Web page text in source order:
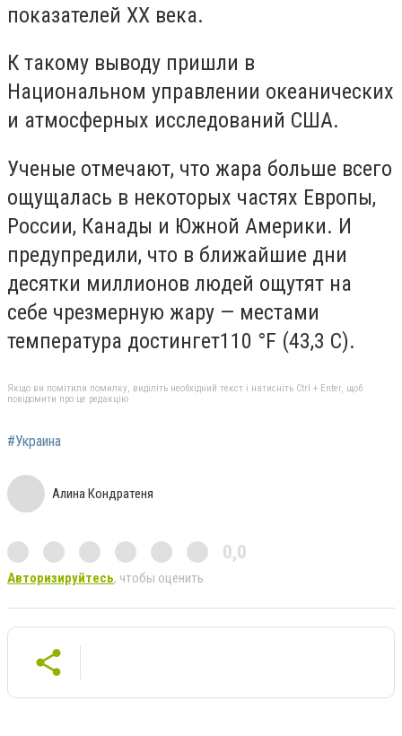
показателей ХХ века.
К такому выводу пришли в
Национальном управлении океанических
и атмосферных исследований США.
Ученые отмечают, что жара больше всего
ощущалась в некоторых частях Европы,
России, Канады и Южной Америки. И
предупредили, что в ближайшие дни
десятки миллионов людей ощутят на
себе чрезмерную жару — местами
температура достингет110 °F (43,3 C).
Якщо ви помітили помилку, виділіть необхідний текст і натисніть Ctrl + Enter, щоб
повідомити про це редакцію
#Украина
Алина Кондратеня
0,0
Авторизируйтесь, чтобы оценить